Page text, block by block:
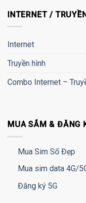
INTERNET /
Internet
Truyền hình
Combo Internet –
MUA SẮM & ĐĂNG
Mua Sim Số Đẹp
Mua sim data 4G/
Đăng ký 5G